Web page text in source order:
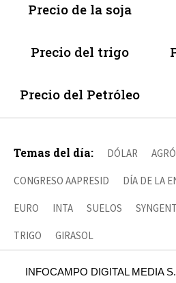
Precio de la soja
Precio del trigo
Precio del Petróleo
Temas del día: DÓLAR
CONGRESO AAPRESID DÍA DE LA
EURO INTA SUELOS
TRIGO GIRASOL
INFOCAMPO DIGITAL MEDIA